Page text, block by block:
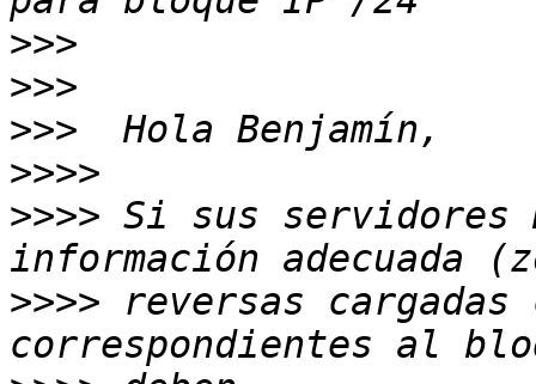
>>>
>>>
>>>
>>>>
>>>> Si sus servidores
>>>> reversas